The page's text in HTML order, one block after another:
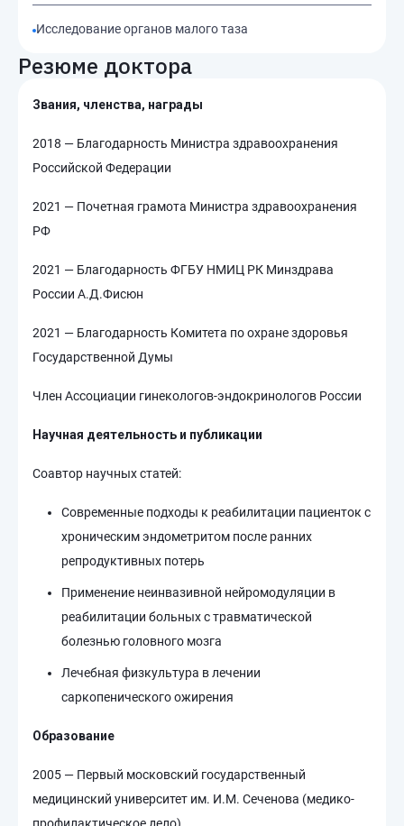
Исследование органов малого таза
Резюме доктора
Звания, членства, награды
2018 — Благодарность Министра здравоохранения
Российской Федерации
2021 — Почетная грамота Министра здравоохранения
РФ
2021 — Благодарность ФГБУ НМИЦ РК Минздрава
России А.Д.Фисюн
2021 — Благодарность Комитета по охране здоровья
Государственной Думы
Член Ассоциации гинекологов-эндокринологов России
Научная деятельность и публикации
Соавтор научных статей:
Современные подходы к реабилитации пациенток с
хроническим эндометритом после ранних
репродуктивных потерь
Применение неинвазивной нейромодуляции в
реабилитации больных с травматической
болезнью головного мозга
Лечебная физкультура в лечении
саркопенического ожирения
Образование
2005 — Первый московский государственный
медицинский университет им. И.М. Сеченова (медико-